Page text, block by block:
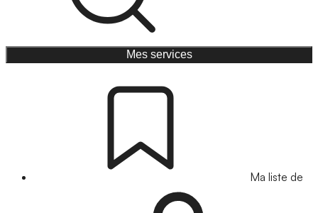
Mes services
Ma liste de